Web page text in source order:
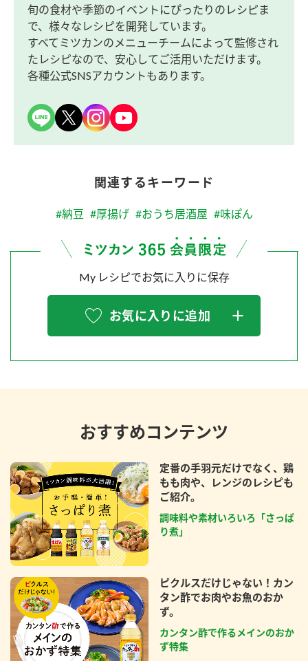
旬の食材や季節のイベントにぴったりのレシピま
で、様々なレシピを開発しています。
すべてミツカンのメニューチームによって監修され
たレシピなので、安心してご活用いただけます。
各種公式SNSアカウントもあります。
関連するキーワード
#納豆 #厚揚げ #おうち居酒屋 #味ぽん
My レシピでお気に入りに保存
お気に入りに追加
おすすめコンテンツ
定番の手羽元だけでなく、鶏
もも肉や、レンジのレシピも
ご紹介。
調味料や素材いろいろ「さっぱ
り煮」
ピクルスだけじゃない！カン
タン酢でお肉やお魚のおか
ず。
カンタン酢で作るメインのおか
ず特集